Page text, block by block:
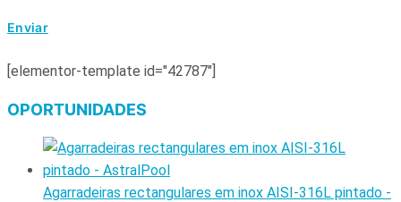
[elementor-template id="42787"]
OPORTUNIDADES
Agarradeiras rectangulares em inox AISI-316L pintado -